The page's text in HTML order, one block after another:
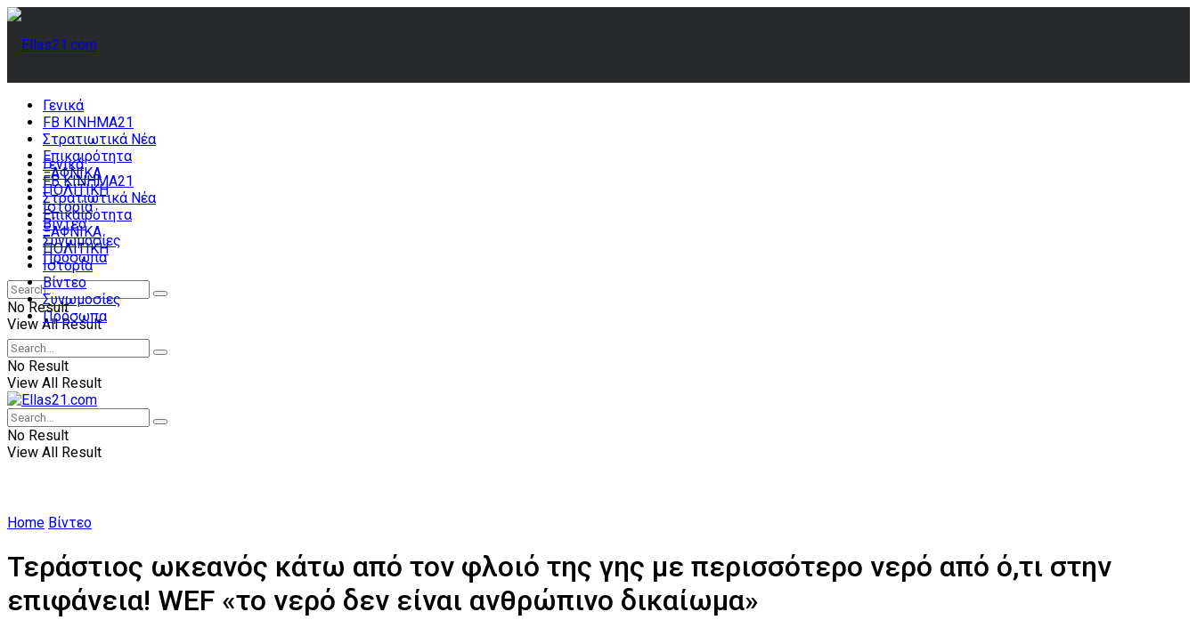
Γενικά
FB ΚΙΝΗΜΑ21
Στρατιωτικά Νέα
Επικαιρότητα
ΞΑΦΝΙΚΑ
ΠΟΛΙΤΙΚΗ
Ιστορία
Βίντεο
Συνωμοσίες
Πρόσωπα
No Result
View All Result
Γενικά
FB ΚΙΝΗΜΑ21
Στρατιωτικά Νέα
Επικαιρότητα
ΞΑΦΝΙΚΑ
ΠΟΛΙΤΙΚΗ
Ιστορία
Βίντεο
Συνωμοσίες
Πρόσωπα
No Result
View All Result
No Result
View All Result
Home Βίντεο
Τεράστιος ωκεανός κάτω από τον φλοιό της γης με περισσότερο νερό από ό,τι στην
επιφάνεια! WEF «το νερό δεν είναι ανθρώπινο δικαίωμα»